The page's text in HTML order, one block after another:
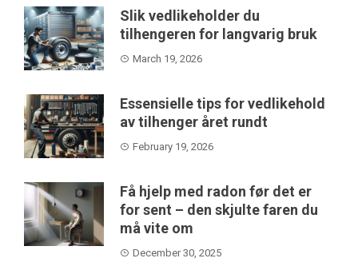
Slik vedlikeholder du
tilhengeren for langvarig bruk
March 19, 2026
Essensielle tips for vedlikehold
av tilhenger året rundt
February 19, 2026
Få hjelp med radon før det er
for sent – den skjulte faren du
må vite om
December 30, 2025